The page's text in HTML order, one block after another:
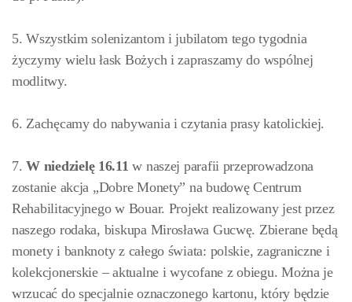
5. Wszystkim solenizantom i jubilatom tego tygodnia
życzymy wielu łask Bożych i zapraszamy do wspólnej
modlitwy.
6. Zachęcamy do nabywania i czytania prasy katolickiej.
7.W niedzielę 16.11 w naszej parafii przeprowadzona
zostanie akcja „Dobre Monety” na budowę Centrum
Rehabilitacyjnego w Bouar. Projekt realizowany jest przez
naszego rodaka, biskupa Mirosława Gucwę. Zbierane będą
monety i banknoty z całego świata: polskie, zagraniczne i
kolekcjonerskie – aktualne i wycofane z obiegu. Można je
wrzucać do specjalnie oznaczonego kartonu, który będzie